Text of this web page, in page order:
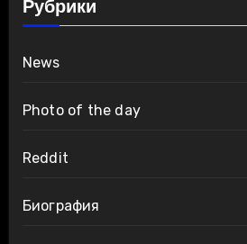
Рубрики
News
Photo of the day
Reddit
Биография